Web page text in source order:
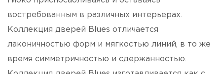
востребованным в различных интерьерах.
Коллекция дверей Blues отличается
лаконичностью форм и мягкостью линий, в то же
время симметричностью и сдержанностью.